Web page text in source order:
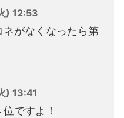
) 12:53
ネがなくなったら第
) 13:41
ですよ！